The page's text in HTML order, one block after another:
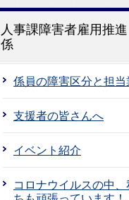
人事課障害者雇用推進
係
係員の障害区分と担当
支援者の皆さんへ
イベント紹介
コロナウイルスの中、